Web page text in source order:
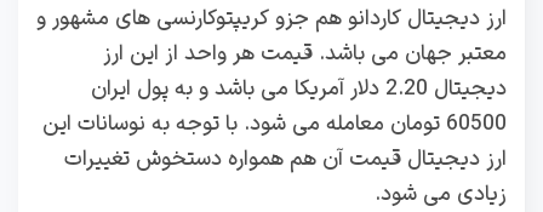
ارز دیجیتال کاردانو هم جزو کریپتوکارنسی های مشهور و
معتبر جهان می باشد. قیمت هر واحد از این ارز
دیجیتال 2.20 دلار آمریکا می باشد و به پول ایران
60500 تومان معامله می شود. با توجه به نوسانات این
ارز دیجیتال قیمت آن هم همواره دستخوش تغییرات
زیادی می شود.